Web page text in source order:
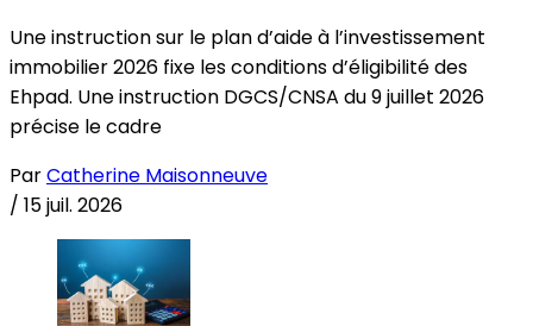
Une instruction sur le plan d’aide à l’investissement
immobilier 2026 fixe les conditions d’éligibilité des
Ehpad. Une instruction DGCS/CNSA du 9 juillet 2026
précise le cadre
ParCatherine Maisonneuve
/ 15 juil. 2026